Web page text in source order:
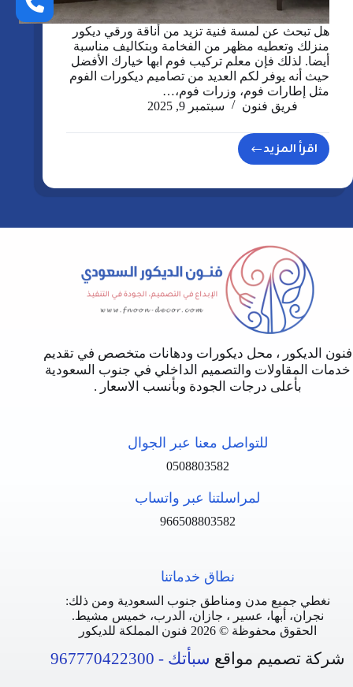
هل تبحث عن لمسة فنية تزيد من أناقة ورقي ديكور
منزلك وتعطيه مظهر من الفخامة وبتكاليف مناسبة
أيضا. لذلك فإن معلم تركيب فوم ابها خيارك الأفضل
حيث أنه يوفر لكم العديد من تصاميم ديكورات الفوم
مثل إطارات فوم، وزرات فوم،…
فريق فنون
سبتمبر 9, 2025
اقرأ المزيد
معلم
ديكورات
مداخل
فوم
عسير
فنون الديكور ، محل ديكورات ودهانات متخصص في تقديم
خدمات المقاولات والتصميم الداخلي في جنوب السعودية
بأعلى درجات الجودة وبأنسب الاسعار .
للتواصل معنا عبر الجوال
0508803582
لمراسلتنا عبر واتساب
966508803582
نطاق خدماتنا
نغطي جميع مدن ومناطق جنوب السعودية ومن ذلك:
نجران، أبها، عسير ، جازان، الدرب، خميس مشيط.
الحقوق محفوظة © 2026
فنون المملكة للديكور
شركة تصميم مواقع سبأتك -
967770422300